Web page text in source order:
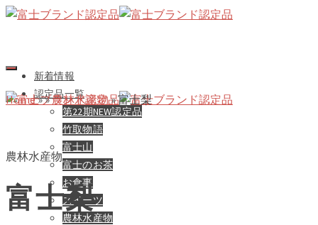
新着情報
認定品一覧
第22期NEW認定品
竹取物語
富士山
富士のお茶
お食事
スイーツ
農林水産物
Home»»農林水産物»富士梨
農林水産物
富士梨